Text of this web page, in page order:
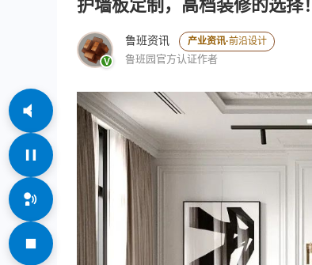
护墙板定制，高档装修的选择！
V
鲁班资讯 产业资讯·前沿设计
鲁班园官方认证作者